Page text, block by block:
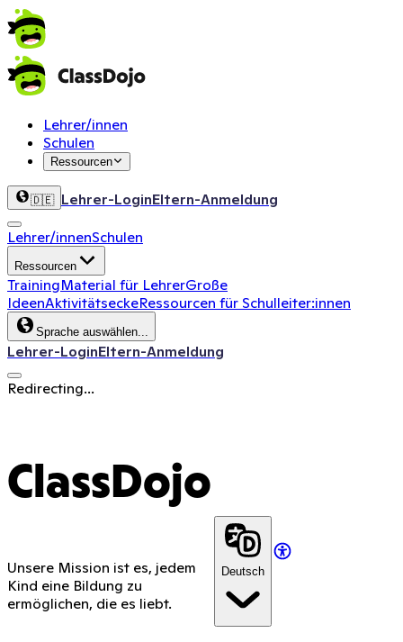
Lehrer/innen
Schulen
Ressourcen
🇩🇪 Lehrer-LoginEltern-Anmeldung
Lehrer/innenSchulen
Ressourcen
TrainingMaterial für LehrerGroße
IdeenAktivitätseckeRessourcen für Schulleiter:innen
Sprache auswählen...
Lehrer-LoginEltern-Anmeldung
Redirecting...
ClassDojo
Unsere Mission ist es, jedem
Kind eine Bildung zu
ermöglichen, die es liebt.
Deutsch